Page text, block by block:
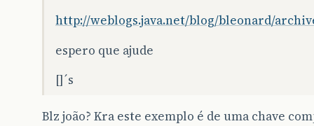
http://weblogs.java.net/blog/bleonard/
espero que ajude
[]´s
Blz joão? Kra este exemplo é de uma chave